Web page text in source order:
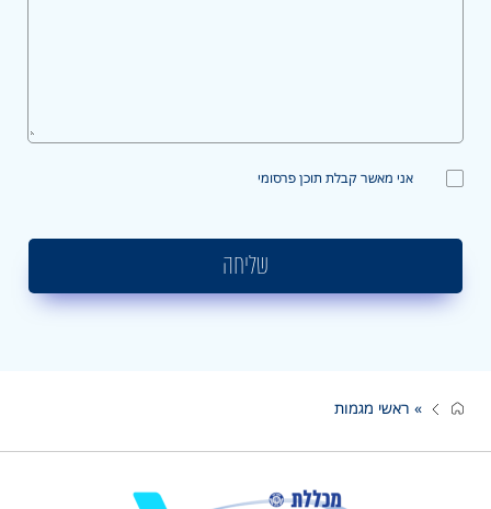
אני מאשר קבלת תוכן פרסומי
שליחה
» ראשי מגמות